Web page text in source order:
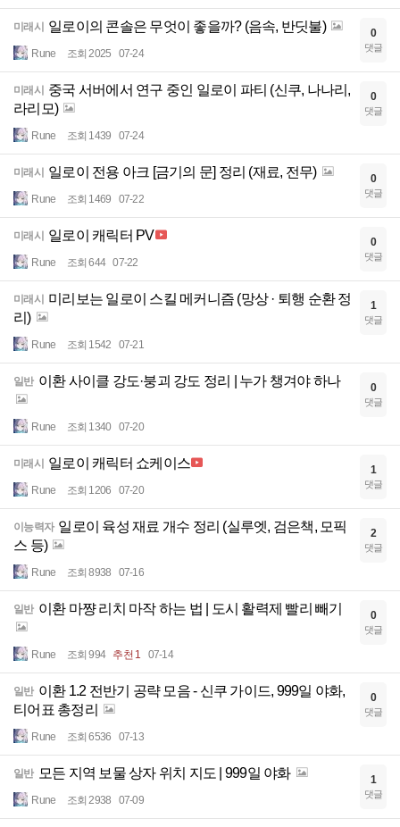
미래시 일로이의 콘솔은 무엇이 좋을까? (음속, 반딧불)
Rune 조회 2025 07-24
0
댓글
미래시 중국 서버에서 연구 중인 일로이 파티 (신쿠, 나나리,
라리모)
Rune 조회 1439 07-24
0
댓글
미래시 일로이 전용 아크 [금기의 문] 정리 (재료, 전무)
Rune 조회 1469 07-22
0
댓글
미래시 일로이 캐릭터 PV
Rune 조회 644 07-22
0
댓글
미래시 미리보는 일로이 스킬 메커니즘 (망상 · 퇴행 순환 정
리)
Rune 조회 1542 07-21
1
댓글
일반 이환 사이클 강도·붕괴 강도 정리 | 누가 챙겨야 하나
Rune 조회 1340 07-20
0
댓글
미래시 일로이 캐릭터 쇼케이스
Rune 조회 1206 07-20
1
댓글
이능력자 일로이 육성 재료 개수 정리 (실루엣, 검은책, 모픽
스 등)
Rune 조회 8938 07-16
2
댓글
일반 이환 마쨩 리치 마작 하는 법 | 도시 활력제 빨리 빼기
Rune 조회 994 추천 1 07-14
0
댓글
일반 이환 1.2 전반기 공략 모음 - 신쿠 가이드, 999일 야화,
티어표 총정리
Rune 조회 6536 07-13
0
댓글
일반 모든 지역 보물 상자 위치 지도 | 999일 야화
Rune 조회 2938 07-09
1
댓글